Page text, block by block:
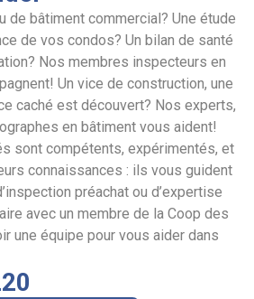
de bâtiment commercial? Une étude
de vos condos? Un bilan de santé
Nos membres inspecteurs en
Un vice de construction, une
caché est découvert? Nos experts,
en bâtiment vous aident!
sont compétents, expérimentés, et
connaissances : ils vous guident
préachat ou d’expertise
avec un membre de la Coop des
une équipe pour vous aider dans